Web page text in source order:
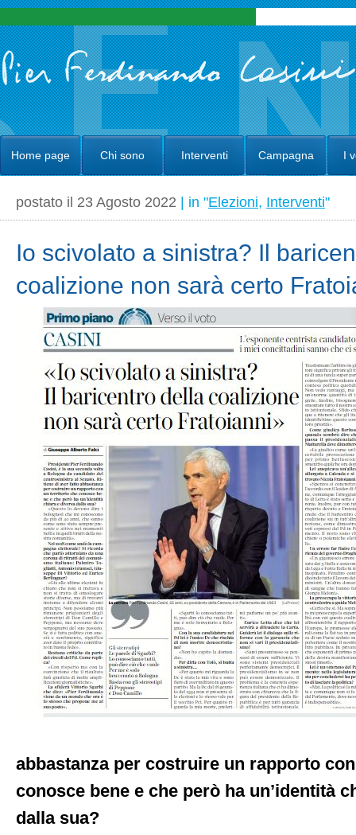
Home page Chi sono Interventi Campagna I
postato il 23 Agosto 2022 | in "Elezioni, Interventi"
Io scivolato a sinistra? Il
coalizione non sarà certo
abbastanza per costruire un rapporto
conosce bene e che però ha un’identità
dalla sua?